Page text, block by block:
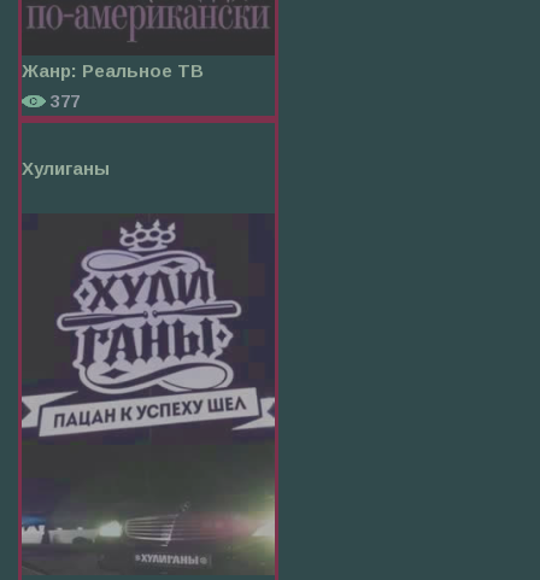
Жанр: Реальное ТВ
377
Хулиганы